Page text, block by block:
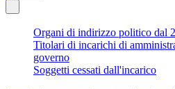
Organi di indirizzo politico dal
Titolari di incarichi di
governo
Soggetti cessati dall'incarico